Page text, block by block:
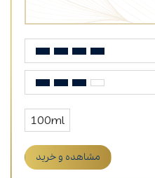
100ml
مشاهده و خرید